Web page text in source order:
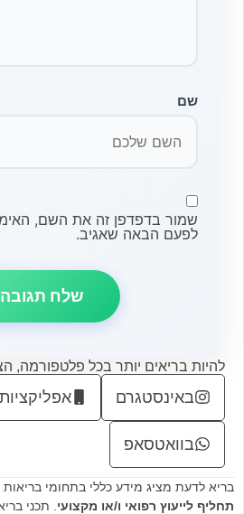
שם
שמור בדפדפן זה את השם,
לפעם הבאה שאגיב.
להיות בריאים יותר בכל פלטפורמה,
באינסטגרם אפליקציות
בוואטסאפ
בריא לדעת מציג מידע כללי בתחומי בריאות
תחליף לייעוץ רפואי ו/או מקצועי . תכני